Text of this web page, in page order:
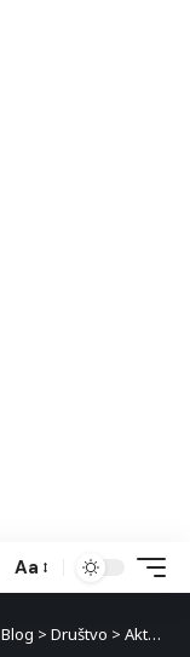
Aa
Blog > Društvo > Aktuelnosti